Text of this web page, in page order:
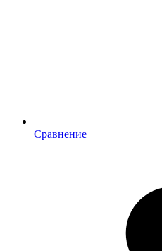
Сравнение